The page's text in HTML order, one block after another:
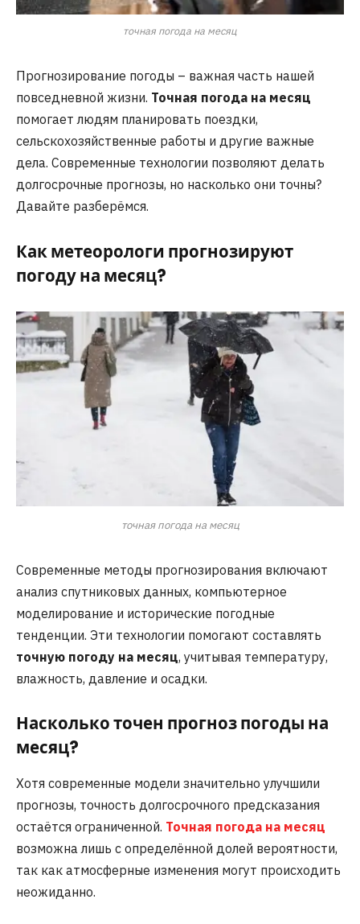
точная погода на месяц
Прогнозирование погоды – важная часть нашей
повседневной жизни. Точная погода на месяц
помогает людям планировать поездки,
сельскохозяйственные работы и другие важные
дела. Современные технологии позволяют делать
долгосрочные прогнозы, но насколько они точны?
Давайте разберёмся.
Как метеорологи прогнозируют
погоду на месяц?
точная погода на месяц
Современные методы прогнозирования включают
анализ спутниковых данных, компьютерное
моделирование и исторические погодные
тенденции. Эти технологии помогают составлять
точную погоду на месяц, учитывая температуру,
влажность, давление и осадки.
Насколько точен прогноз погоды на
месяц?
Хотя современные модели значительно улучшили
прогнозы, точность долгосрочного предсказания
остаётся ограниченной. Точная погода на месяц
возможна лишь с определённой долей вероятности,
так как атмосферные изменения могут происходить
неожиданно.